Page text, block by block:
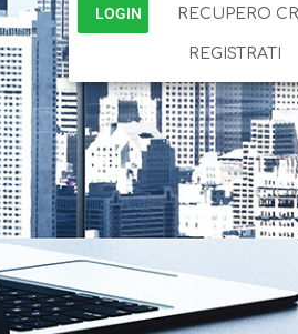
LOGIN RECUPERO
REGISTRATI